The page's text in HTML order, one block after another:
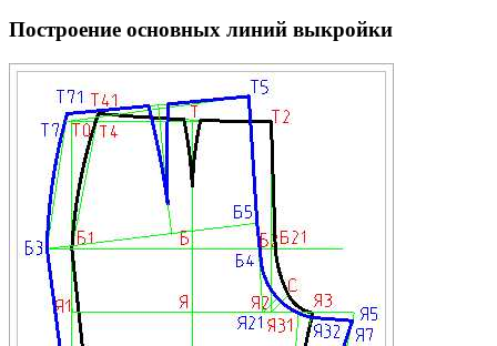
Построение основных линий выкройки